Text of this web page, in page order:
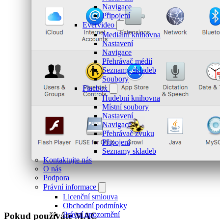
Navigace
Připojení
Evervideo
Mediální knihovna
Nastavení
Navigace
Přehrávač médií
Seznamy skladeb
Soubory
Flacbox
Hudební knihovna
Místní soubory
Nastavení
Navigace
Přehrávač zvuku
Připojení
Seznamy skladeb
Kontaktujte nás
O nás
Podpora
Právní informace
Licenční smlouva
Obchodní podmínky
Právní upozornění
Pokud používáte MAC